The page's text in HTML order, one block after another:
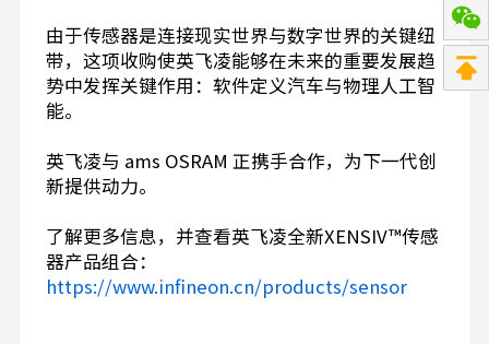
由于传感器是连接现实世界与数字世界的关键纽
带，这项收购使英飞凌能够在未来的重要发展趋
势中发挥关键作用：软件定义汽车与物理人工智
能。
英飞凌与 ams OSRAM 正携手合作，为下一代创
新提供动力。
了解更多信息，并查看英飞凌全新XENSIV™传感
器产品组合：
https://www.infineon.cn/products/sensor